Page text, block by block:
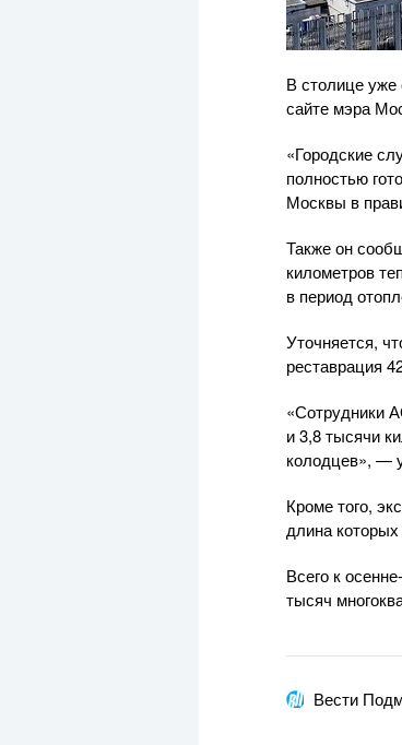
В столице
сайте мэра
«Городские
полностью
Москвы в
Также он
километров
в период
Уточняется,
реставрация
«Сотрудники
и 3,8 тысячи
колодцев», —
Кроме того,
длина
Всего к
тысяч
Вести